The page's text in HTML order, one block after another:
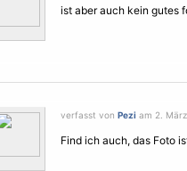
ist aber auch kein gutes
verfasst von Pezi am 2.
Find ich auch, das Foto